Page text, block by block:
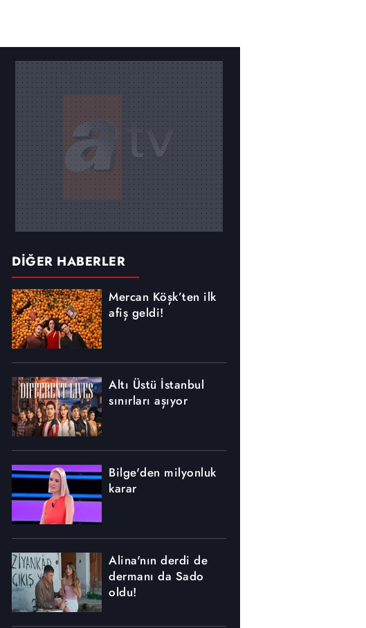
DİĞER HABERLER
Mercan Köşk’ten ilk
afiş geldi!
Altı Üstü İstanbul
sınırları aşıyor
Bilge'den milyonluk
karar
Alina'nın derdi de
dermanı da Sado
oldu!